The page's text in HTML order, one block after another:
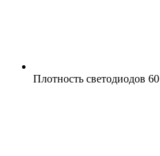
Плотность светодиодов